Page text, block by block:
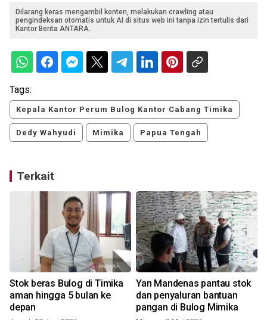
Dilarang keras mengambil konten, melakukan crawling atau
pengindeksan otomatis untuk AI di situs web ini tanpa izin tertulis dari
Kantor Berita ANTARA.
Tags:
Kepala Kantor Perum Bulog Kantor Cabang Timika
Dedy Wahyudi Mimika Papua Tengah
Terkait
Stok beras Bulog di Timika
aman hingga 5 bulan ke
depan
Yan Mandenas pantau stok
dan penyaluran bantuan
pangan di Bulog Mimika